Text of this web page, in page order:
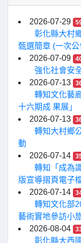
2026-07-29
彰化縣大村
甄選簡章 (一次公
2026-07-09
強化社會安
2026-07-13
轉知文化藝
十六期成 果展」
2026-07-13
轉知大村鄉
動
2026-07-14
轉知「成為
版宣導摺頁電子
2026-07-14
轉知文化部
藝術實地參訪小
2026-08-04
彰化縣大西